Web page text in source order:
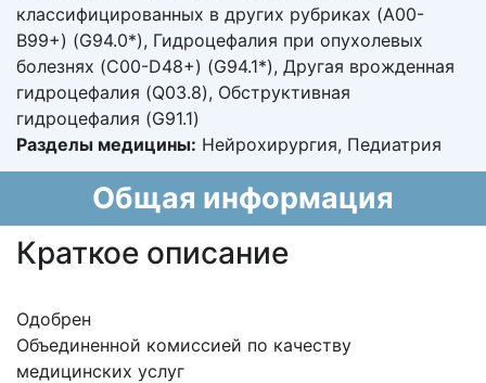
классифицированных в других рубриках (A00-
B99+) (G94.0*), Гидроцефалия при опухолевых
болезнях (C00-D48+) (G94.1*), Другая врожденная
гидроцефалия (Q03.8), Обструктивная
гидроцефалия (G91.1)
Разделы медицины: Нейрохирургия, Педиатрия
Общая информация
Краткое описание
Одобрен
Объединенной комиссией по качеству
медицинских услуг